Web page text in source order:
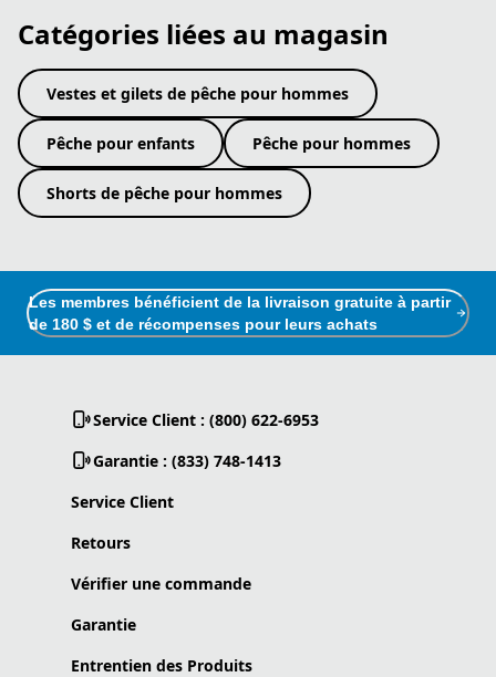
Catégories liées au magasin
Vestes et gilets de pêche pour hommes
Pêche pour enfants Pêche pour hommes
Shorts de pêche pour hommes
Les membres bénéficient de la livraison gratuite à partir
de 180 $ et de récompenses pour leurs achats
Service Client : (800) 622-6953
Garantie : (833) 748-1413
Service Client
Retours
Vérifier une commande
Garantie
Entrentien des Produits